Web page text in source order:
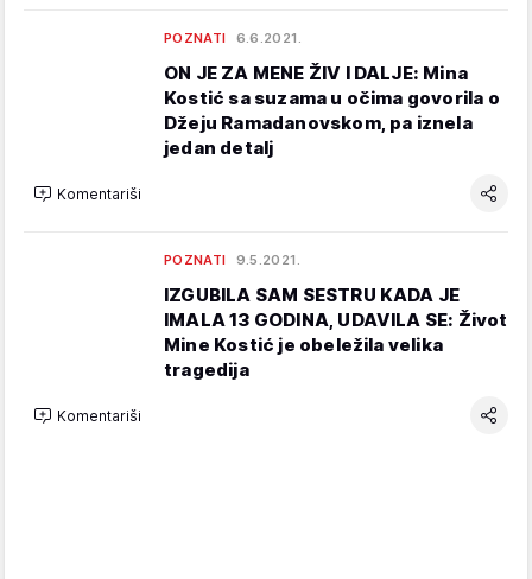
POZNATI 6.6.2021.
ON JE ZA MENE ŽIV I DALJE: Mina
Kostić sa suzama u očima govorila o
Džeju Ramadanovskom, pa iznela
jedan detalj
Komentariši
POZNATI 9.5.2021.
IZGUBILA SAM SESTRU KADA JE
IMALA 13 GODINA, UDAVILA SE: Život
Mine Kostić je obeležila velika
tragedija
Komentariši